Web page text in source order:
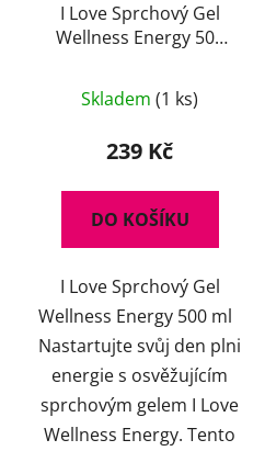
I Love Sprchový Gel
Wellness Energy 500
Skladem (1 ks)
239 Kč
DO KOŠÍKU
I Love Sprchový Gel
Wellness Energy 500 ml
Nastartujte svůj den plni
energie s osvěžujícím
sprchovým gelem I Love
Wellness Energy. Tento